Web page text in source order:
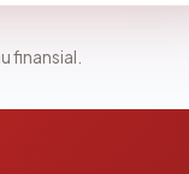
finansial.